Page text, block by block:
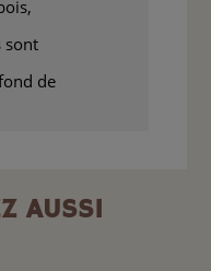
sont
de
AUSSI